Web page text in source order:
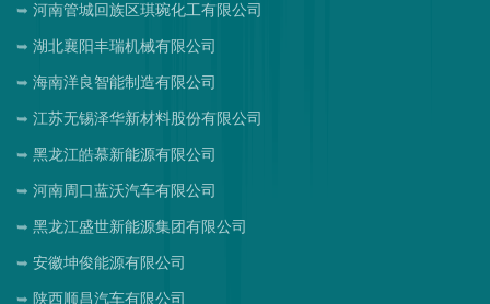
河南管城回族区琪琬化工有限公司
湖北襄阳丰瑞机械有限公司
海南洋良智能制造有限公司
江苏无锡泽华新材料股份有限公司
黑龙江皓慕新能源有限公司
河南周口蓝沃汽车有限公司
黑龙江盛世新能源集团有限公司
安徽坤俊能源有限公司
陕西顺昌汽车有限公司